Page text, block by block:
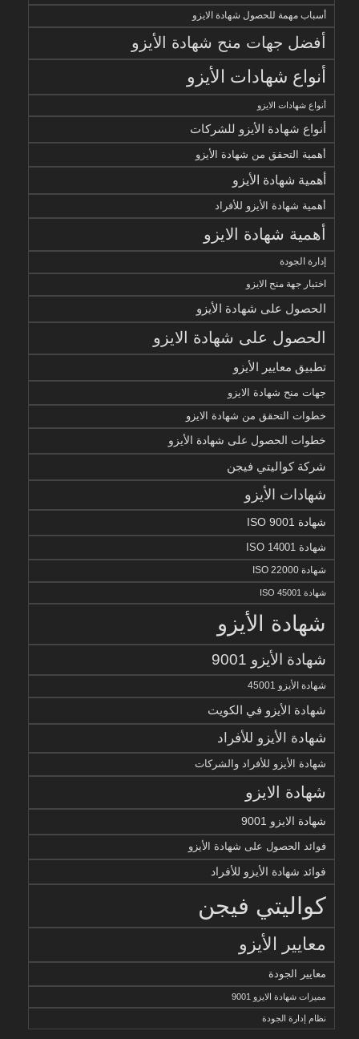
أسباب مهمة للحصول شهادة الايزو
أفضل جهات منح شهادة الأيزو
أنواع شهادات الأيزو
أنواع شهادات الايزو
أنواع شهادة الأيزو للشركات
أهمية التحقق من شهادة الأيزو
أهمية شهادة الأيزو
أهمية شهادة الأيزو للأفراد
أهمية شهادة الايزو
إدارة الجودة
اختيار جهة منح الايزو
الحصول على شهادة الأيزو
الحصول على شهادة الايزو
تطبيق معايير الأيزو
جهات منح شهادة الايزو
خطوات التحقق من شهادة الايزو
خطوات الحصول على شهادة الأيزو
شركة كواليتي فيجن
شهادات الأيزو
شهادة ISO 9001
شهادة ISO 14001
شهادة ISO 22000
شهادة ISO 45001
شهادة الأيزو
شهادة الأيزو 9001
شهادة الأيزو 45001
شهادة الأيزو في الكويت
شهادة الأيزو للأفراد
شهادة الأيزو للأفراد والشركات
شهادة الايزو
شهادة الايزو 9001
فوائد الحصول على شهادة الأيزو
فوائد شهادة الأيزو للأفراد
كواليتي فيجن
معايير الأيزو
معايير الجودة
مميزات شهادة الايزو 9001
نظام إدارة الجودة